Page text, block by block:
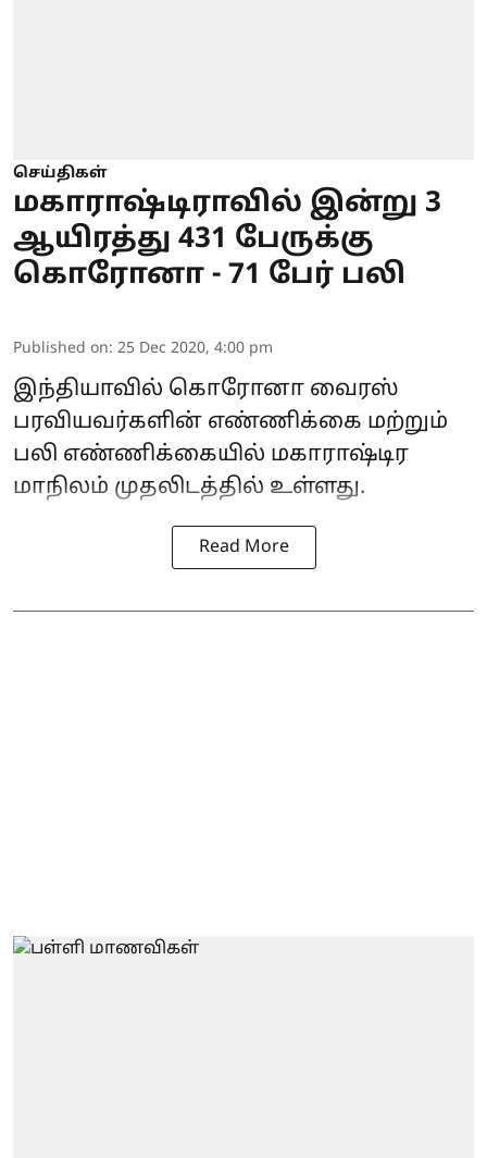
செய்திகள்
மகாராஷ்டிராவில் இன்று 3
ஆயிரத்து 431 பேருக்கு
கொரோனா - 71 பேர் பலி
Published on: 25 Dec 2020, 4:00 pm
இந்தியாவில் கொரோனா வைரஸ்
பரவியவர்களின் எண்ணிக்கை மற்றும்
பலி எண்ணிக்கையில் மகாராஷ்டிர
மாநிலம் முதலிடத்தில் உள்ளது.
Read More